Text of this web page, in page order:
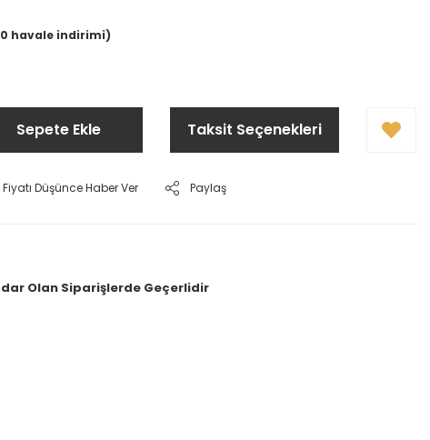
havale indirimi)
Sepete Ekle Taksit Seçenekleri
Fiyatı Düşünce Haber Ver Paylaş
Olan Siparişlerde Geçerlidir